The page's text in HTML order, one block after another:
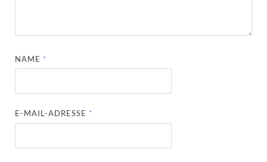
NAME *
E-MAIL-ADRESSE *